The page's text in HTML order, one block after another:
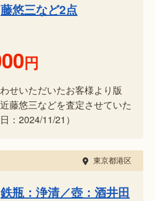
藤悠三など2点
円
せいただいたお客様より版
藤悠三などを査定させていた
：2024/11/21）
東京都港区
鉄瓶：浄清／壺：酒井田